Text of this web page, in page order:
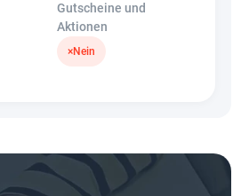
Gutscheine und
Aktionen
×Nein